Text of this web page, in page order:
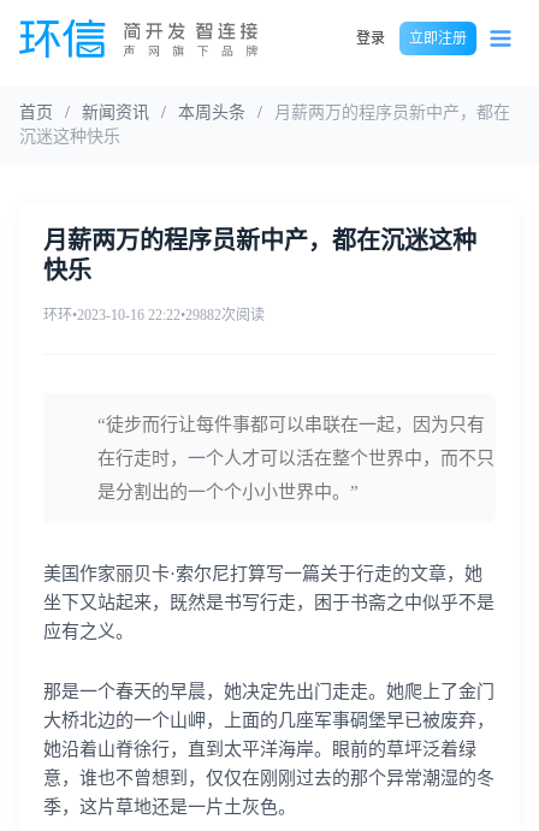
登录 立即注册
首页 / 新闻资讯 / 本周头条 /
月薪两万的程序员新中产，都在
沉迷这种快乐
月薪两万的程序员新中产，都在沉迷这种
快乐
环环•2023-10-16 22:22•29882次阅读
“徒步而行让每件事都可以串联在一起，因为只有
在行走时，一个人才可以活在整个世界中，而不只
是分割出的一个个小小世界中。”
美国作家丽贝卡·索尔尼打算写一篇关于行走的文章，她
坐下又站起来，既然是书写行走，困于书斋之中似乎不是
应有之义。
那是一个春天的早晨，她决定先出门走走。她爬上了金门
大桥北边的一个山岬，上面的几座军事碉堡早已被废弃，
她沿着山脊徐行，直到太平洋海岸。眼前的草坪泛着绿
意，谁也不曾想到，仅仅在刚刚过去的那个异常潮湿的冬
季，这片草地还是一片土灰色。